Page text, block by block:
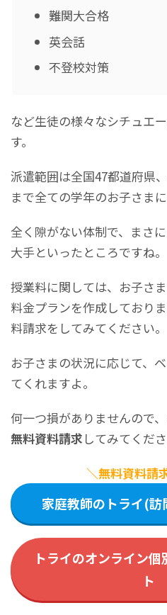
難関大合格
英会話
不登校対策
など生徒の様々なシチュエ
す。
派遣範囲は全国47都道府県
まで全ての学年のお子さま
全く隙がない体制で、まさ
大手といったところですね。
授業料に関しては、お子さ
料金プランを作成しており
料請求をしてみてください。
お子さまの状況に応じて、
てくれますよ。
何一つ損がありませんので
無料資料請求 してみてくださ
＼無料資料請
家庭教師のトライ(訪
トライのオンライン
ト